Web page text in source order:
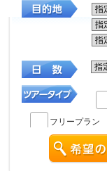
フリープラン